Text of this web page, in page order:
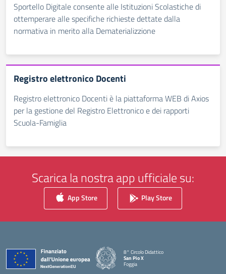
Sportello Digitale consente alle Istituzioni Scolastiche di
ottemperare alle specifiche richieste dettate dalla
normativa in merito alla Dematerializzione
Registro elettronico Docenti
Registro elettronico Docenti è la piattaforma WEB di Axios
per la gestione del Registro Elettronico e dei rapporti
Scuola-Famiglia
Scarica la nostra app ufficiale su:
App Store Play Store
8° Circolo Didattico
San Pio X
Foggia
— Visita la pagina iniziale della scuola